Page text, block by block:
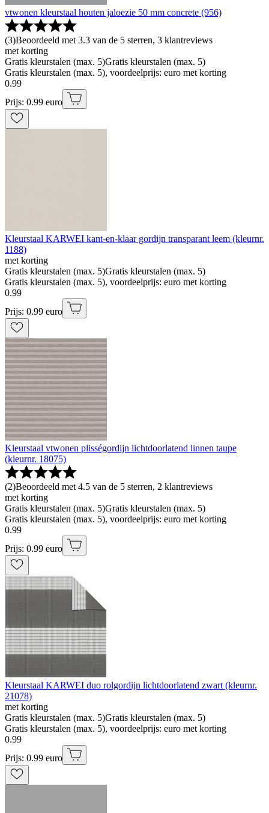
vtwonen kleurstaal houten jaloezie 50 mm concrete (956)
(3)Beoordeeld met 3.3 van de 5 sterren, 3 klantreviews
met korting
Gratis kleurstalen (max. 5)Gratis kleurstalen (max. 5)
Gratis kleurstalen (max. 5), voordeelprijs: euro met korting
0.99
Prijs: 0.99 euro
Kleurstaal KARWEI kant-en-klaar gordijn transparant leem (kleurnr.
1188)
met korting
Gratis kleurstalen (max. 5)Gratis kleurstalen (max. 5)
Gratis kleurstalen (max. 5), voordeelprijs: euro met korting
0.99
Prijs: 0.99 euro
Kleurstaal vtwonen plisségordijn lichtdoorlatend linnen taupe
(kleurnr. 18075)
(2)Beoordeeld met 4.5 van de 5 sterren, 2 klantreviews
met korting
Gratis kleurstalen (max. 5)Gratis kleurstalen (max. 5)
Gratis kleurstalen (max. 5), voordeelprijs: euro met korting
0.99
Prijs: 0.99 euro
Kleurstaal KARWEI duo rolgordijn lichtdoorlatend zwart (kleurnr.
21078)
met korting
Gratis kleurstalen (max. 5)Gratis kleurstalen (max. 5)
Gratis kleurstalen (max. 5), voordeelprijs: euro met korting
0.99
Prijs: 0.99 euro